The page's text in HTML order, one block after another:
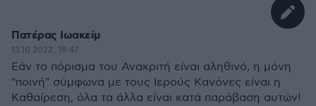
Πατέρας Ιωακείμ
13.10.2022, 18:47
Εάν το πόρισμα του Ανακριτή είναι αληθινό, η μόνη
"ποινή" σύμφωνα με τους Ιερούς Κανόνες είναι η
Καθαίρεση, όλα τα άλλα είναι κατά παράβαση αυτών!